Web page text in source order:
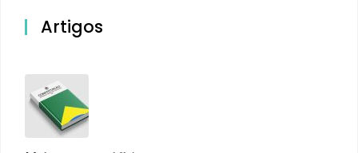
Artigos